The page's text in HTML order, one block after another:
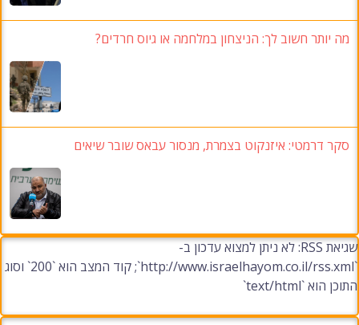
מה יותר חשוב לך: הניצחון במלחמה או גיוס חרדים?
סקר דרמטי: איזנקוט בצמרת, מנסור עבאס שובר שיאים
שגיאת RSS: לא ניתן למצוא עדכון ב-
`http://www.israelhayom.co.il/rss.xml`; קוד המצב הוא `200` וסוג
התוכן הוא `text/html`